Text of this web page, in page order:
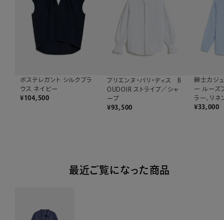
ポステレガント シルクブラ
ウス ネイビー
¥104,500
ブリエンヌ・パリ・ディス B
OUDOIR ストライプ／シャ
ープ
¥93,500
紳士カジ
ー ルーズ
ラー、リネ
¥33,000
最近ご覧になった商品